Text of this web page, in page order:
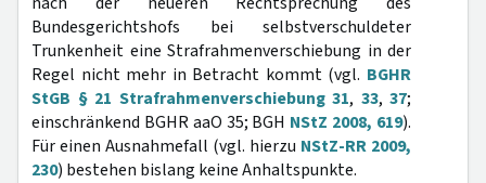
Bundesgerichtshofs bei selbstverschuldeter
Trunkenheit eine Strafrahmenverschiebung in der
Regel nicht mehr in Betracht kommt (vgl. BGHR
StGB § 21 Strafrahmenverschiebung 31, 33, 37;
einschränkend BGHR aaO 35; BGH NStZ 2008, 619).
Für einen Ausnahmefall (vgl. hierzu NStZ-RR 2009,
230) bestehen bislang keine Anhaltspunkte.